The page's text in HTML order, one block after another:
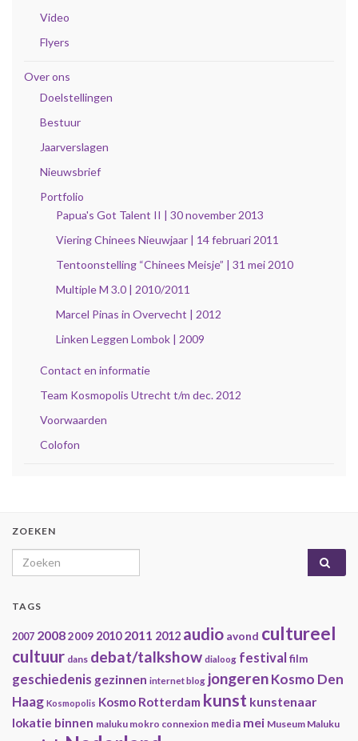
Video
Flyers
Over ons
Doelstellingen
Bestuur
Jaarverslagen
Nieuwsbrief
Portfolio
Papua's Got Talent II | 30 november 2013
Viering Chinees Nieuwjaar | 14 februari 2011
Tentoonstelling “Chinees Meisje” | 31 mei 2010
Multiple M 3.0 | 2010/2011
Marcel Pinas in Overvecht | 2012
Linken Leggen Lombok | 2009
Contact en informatie
Team Kosmopolis Utrecht t/m dec. 2012
Voorwaarden
Colofon
ZOEKEN
Search for:
TAGS
2007 20082009 2010 2011 2012 audio avond cultureel
cultuur dans debat/talkshow dialoog festival film
geschiedenis gezinnen internet blog jongerenKosmo Den
Haag Kosmopolis Kosmo Rotterdam kunst kunstenaar
lokatie binnen maluku mokro connexion media mei Museum Maluku